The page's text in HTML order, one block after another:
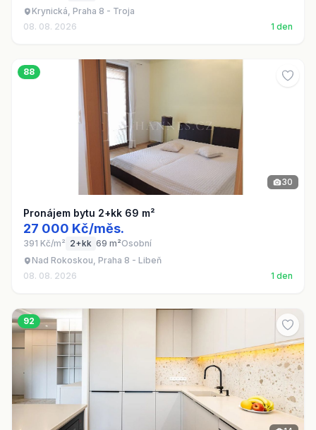
Krynická, Praha 8 - Troja
08. 08. 2026
1 den
88
30
Pronájem bytu 2+kk 69 m²
27 000 Kč/měs.
391 Kč/m² 2+kk 69 m²Osobní
Nad Rokoskou, Praha 8 - Libeň
08. 08. 2026
1 den
92